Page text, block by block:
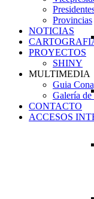
Provincias
NOTICIAS
PROYECTOS
SHINY
MULTIMEDIA
Guia
Galería de
CONTACTO
ACCESOS